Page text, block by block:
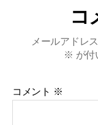
コ
メールアドレ
※ が付
コメント ※